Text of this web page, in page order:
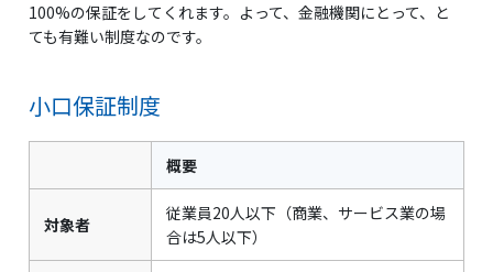
100%の保証をしてくれます。よって、金融機関にとって、と
ても有難い制度なのです。
小口保証制度
概要
対象者
従業員20人以下（商業、サービス業の場
合は5人以下）